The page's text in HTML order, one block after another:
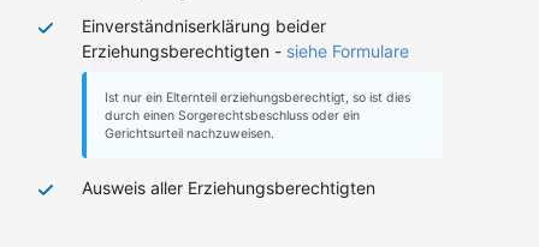
Einverständniserklärung beider
Erziehungsberechtigten - siehe Formulare
Ist nur ein Elternteil erziehungsberechtigt, so ist dies
durch einen Sorgerechtsbeschluss oder ein
Gerichtsurteil nachzuweisen.
Ausweis aller Erziehungsberechtigten